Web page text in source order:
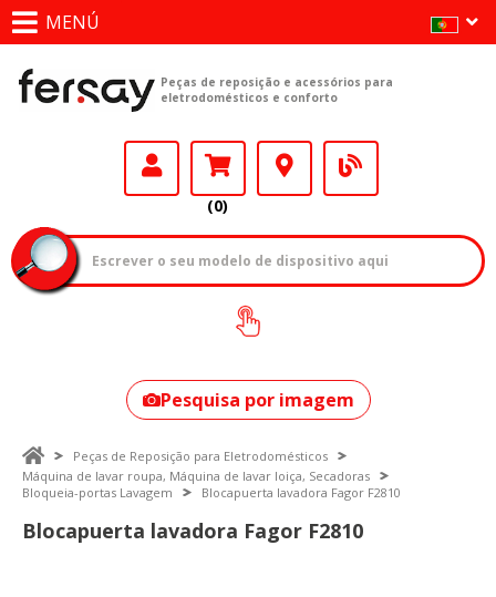
MENÚ
Peças de reposição e acessórios para
eletrodomésticos e conforto
(0)
Como encontrar
o seu modelo?
Pesquisa por imagem
Peças de Reposição para Eletrodomésticos
Máquina de lavar roupa, Máquina de lavar loiça, Secadoras
Bloqueia-portas Lavagem
Blocapuerta lavadora Fagor F2810
Blocapuerta lavadora Fagor F2810